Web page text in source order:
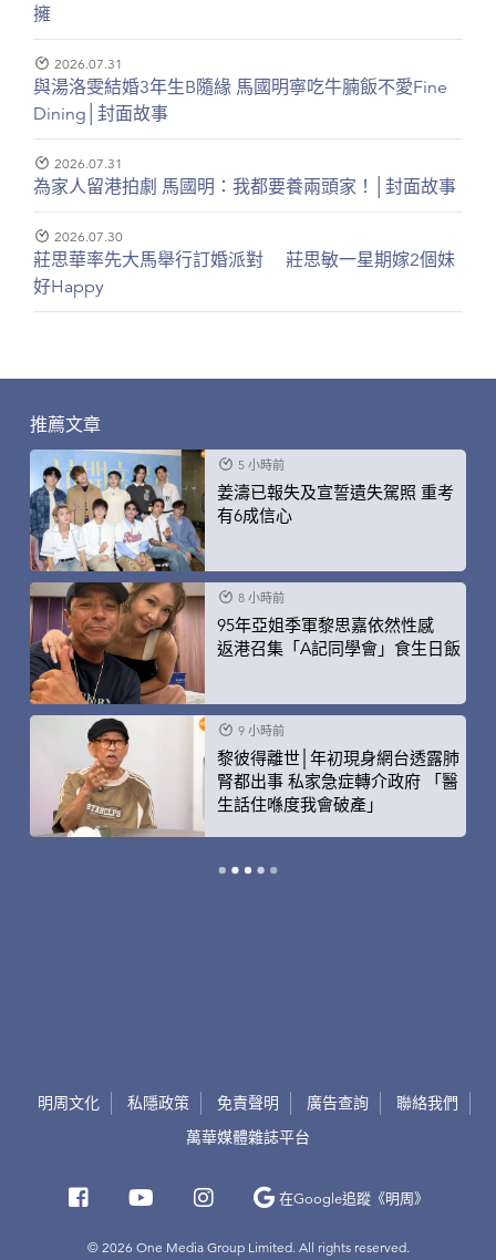
擁
2026.07.31
與湯洛雯結婚3年生B隨緣 馬國明寧吃牛腩飯不愛Fine
Dining│封面故事
2026.07.31
為家人留港拍劇 馬國明：我都要養兩頭家！│封面故事
2026.07.30
莊思華率先大馬舉行訂婚派對 莊思敏一星期嫁2個妹
好Happy
推薦文章
5 小時前
姜濤已報失及宣誓遺失駕照 重考
有6成信心
8 小時前
95年亞姐季軍黎思嘉依然性感
返港召集「A記同學會」食生日飯
9 小時前
黎彼得離世│年初現身網台透露肺
腎都出事 私家急症轉介政府 「醫
生話住喺度我會破產」
明周文化 私隱政策 免責聲明 廣告查詢
聯絡我們
萬華媒體雜誌平台
在Google追蹤《明周》
© 2026 One Media Group Limited. All rights reserved.